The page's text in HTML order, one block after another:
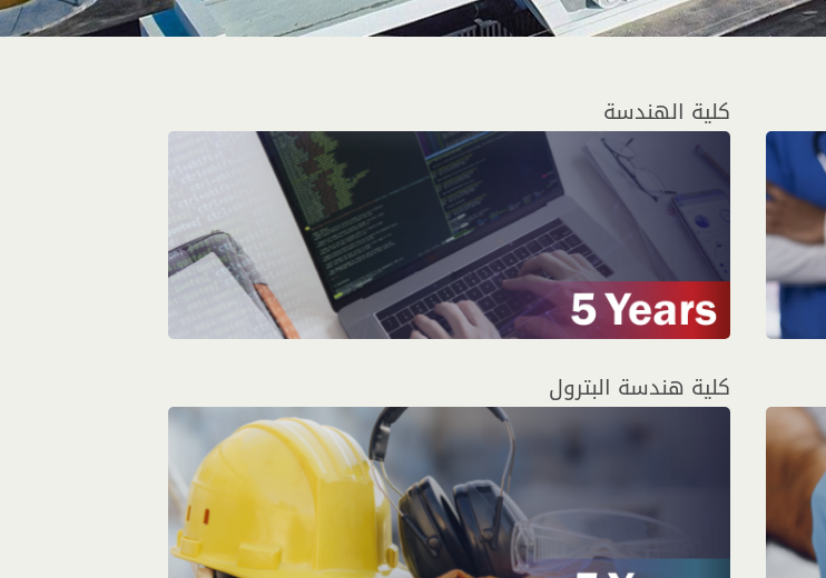
كلية الهندسة
كلية هندسة البترول